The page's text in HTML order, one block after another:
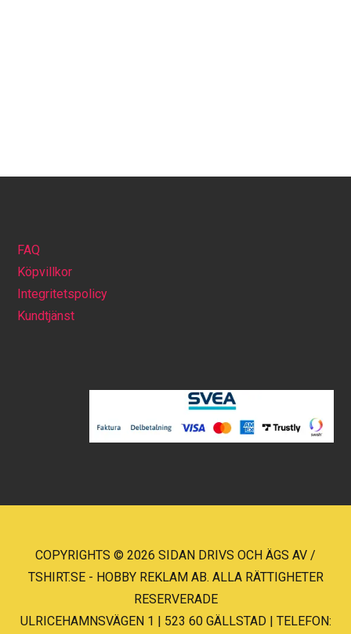
FAQ
Köpvillkor
Integritetspolicy
Kundtjänst
COPYRIGHTS © 2026 SIDAN DRIVS OCH ÄGS AV /
TSHIRT.SE - HOBBY REKLAM AB. ALLA RÄTTIGHETER
RESERVERADE
ULRICEHAMNSVÄGEN 1 | 523 60 GÄLLSTAD | TELEFON: